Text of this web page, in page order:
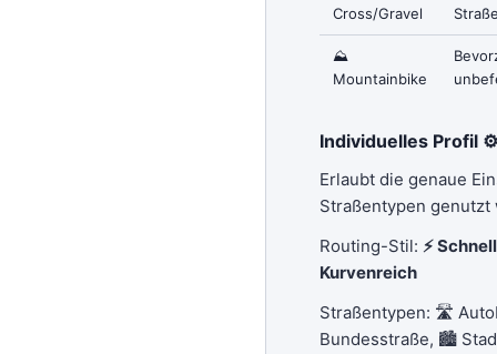
Cross/Gravel
⛰
Mountainbike
Individuelles Profil ⚙️
Erlaubt die genaue
Straßentypen
Routing-Stil: ⚡ Schnell
Kurvenreich
Straßentypen: 🛣
Bundesstraße, 🏙